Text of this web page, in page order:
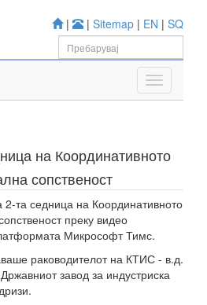
| | Sitemap | EN | SQ
на Координативното
сопственост
та седница на Координативното
преку видео
Микрософт Тимс.
раководителот на КТИС - в.д.
завод за индустриска